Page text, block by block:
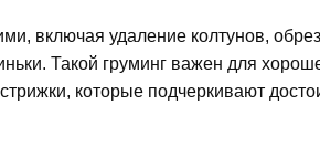
включая удаление колтунов,
Такой груминг важен для
которые подчеркивают